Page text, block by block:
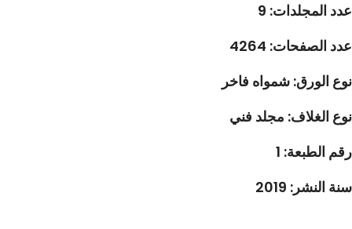
عدد المجلدات: 9
عدد الصفحات: 4264
نوع الورق: شمواه فاخر
نوع الغلاف: مجلد فني
رقم الطبعة: 1
سنة النشر: 2019